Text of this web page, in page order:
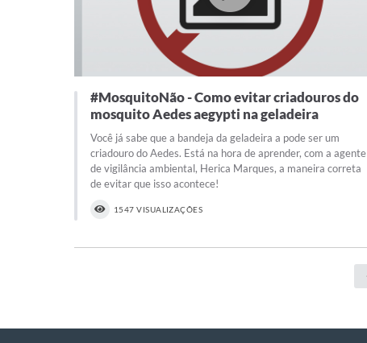
#MosquitoNão - Como evitar criadouros do
mosquito Aedes aegypti na geladeira
Você já sabe que a bandeja da geladeira a pode ser um
criadouro do Aedes. Está na hora de aprender, com a agente
de vigilância ambiental, Herica Marques, a maneira correta
de evitar que isso acontece!
1547 VISUALIZAÇÕES